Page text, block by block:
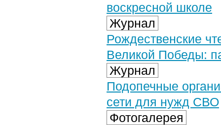
воскресной школе
Журнал
Рождественские
Великой Победы:
Журнал
Подопечные
сети для нужд СВО
Фотогалерея